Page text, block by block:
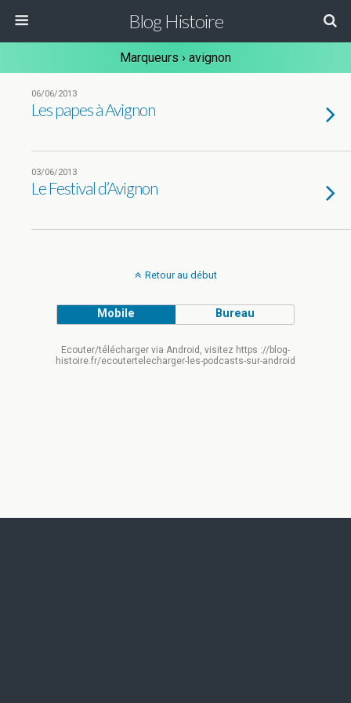
Blog Histoire
Marqueurs › avignon
06/06/2013
Les papes à Avignon
03/06/2013
Le Festival d’Avignon
Retour au début
Mobile Bureau
Ecouter/télécharger via Android, visitez https ://blog-
histoire.fr/ecoutertelecharger-les-podcasts-sur-android